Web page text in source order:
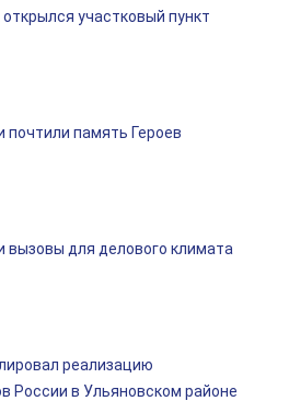
участковый пункт
почтили память Героев
вызовы для делового климата
реализацию
России в Ульяновском районе